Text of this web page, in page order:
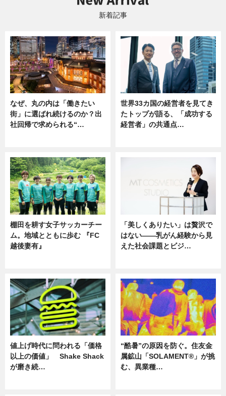
新着記事
なぜ、丸の内は「働きたい
街」に選ばれ続けるのか？出
社回帰で求められる“…
世界33カ国の経営者を見てき
たトップが語る、「成功する
経営者」の共通点…
棚田を耕す女子サッカーチー
ム。地域とともに歩む 『FC
越後妻有』
「美しくありたい」は贅沢で
はない――乳がん経験から見
えた社会課題とビジ…
値上げ時代に問われる「価格
以上の価値」 Shake Shack
が磨き続…
“酷暑”の原因を防ぐ。住友金
属鉱山「SOLAMENT®」が挑
む、異業種…